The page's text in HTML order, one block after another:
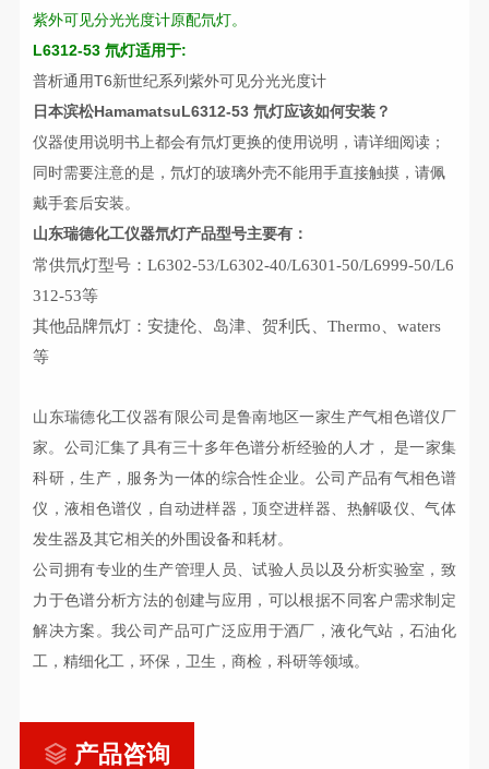
紫外可见分光光度计原配氘灯。
L6312-53 氘灯适用于:
普析通用T6新世纪系列紫外可见分光光度计
日本滨松HamamatsuL6312-53氘灯应该如何安装？
仪器使用说明书上都会有氘灯更换的使用说明，请详细阅读；
同时需要注意的是，氘灯的玻璃外壳不能用手直接触摸，请佩
戴手套后安装。
山东瑞德化工仪器氘灯产品型号主要有：
常供氘灯型号：L6302-53/L6302-40/L6301-50/L6999-50/L6
312-53等
其他品牌氘灯：安捷伦、岛津、贺利氏、Thermo、waters
等
山东瑞德化工仪器有限公司 是鲁南地区一家生产气相色谱仪厂
家。公司汇集了具有三十多年色谱分析经验的人才，
是一家集
科研，生产， 服务为一体的综合性企业。公司 产品有气相色谱
仪，液相色谱仪，自动进样器，顶空进样器、 热解吸仪、气体
发生器及其它相关的外围设备和耗材。
公司拥有专业的生产管理人员、试验人员以及分析实验室，致
力于色谱分析方法的创建与应用，可以根据不同客户 需求制定
解决方案。我公司 产品可广泛应用于酒厂，液化气站，石油化
工，精细化工，环保，卫生，商检，科研等领域。
产品咨询